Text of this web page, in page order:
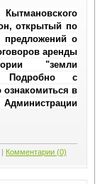
открытый по
предложений о
аренды
"земли
Подробно с
в
Комментарии (0)